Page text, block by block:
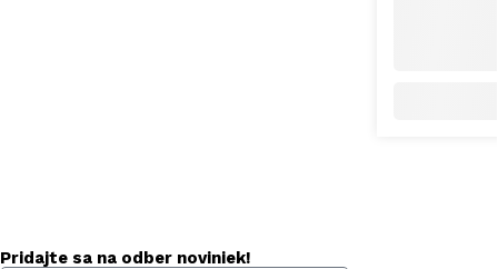
Pridajte sa na odber noviniek!